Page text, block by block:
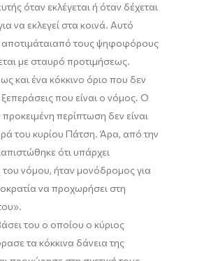
όταν εκλέγεται ή όταν δέχεται
να εκλεγεί στα κοινά. Αυτό
από τους ψηφοφόρους
με σταυρό προτιμήσεως.
και ένα κόκκινο όριο που δεν
που είναι ο νόμος. Ο
περίπτωση δεν είναι
του κυρίου Πάτση. Άρα, από την
ότι υπάρχει
νόμου, ήταν μονόδρομος για
να προχωρήσει στη
».
του ο οποίου ο κύριος
τα κόκκινα δάνεια της